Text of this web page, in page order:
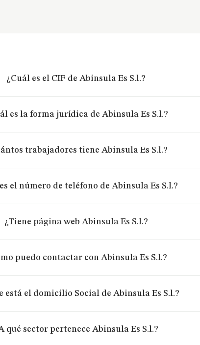
¿Cuál es el CIF de Abinsula Es S.l.?
es la forma jurídica de Abinsula Es S.l.?
trabajadores tiene Abinsula Es S.l.?
el número de teléfono de Abinsula Es S.l.?
¿Tiene página web Abinsula Es S.l.?
puedo contactar con Abinsula Es S.l.?
está el domicilio Social de Abinsula Es S.l.?
qué sector pertenece Abinsula Es S.l.?